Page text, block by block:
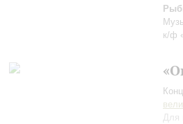
к/ф
Для